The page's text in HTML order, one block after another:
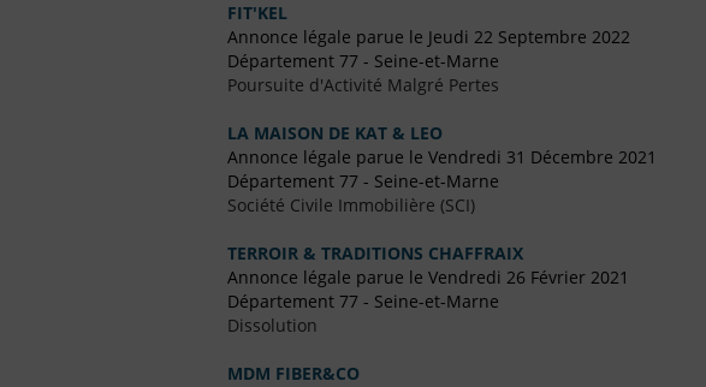
FIT'KEL
Annonce légale parue le Jeudi 22 Septembre 2022
Département 77 - Seine-et-Marne
Poursuite d'Activité Malgré Pertes
LA MAISON DE KAT & LEO
Annonce légale parue le Vendredi 31 Décembre 2021
Département 77 - Seine-et-Marne
Société Civile Immobilière (SCI)
TERROIR & TRADITIONS CHAFFRAIX
Annonce légale parue le Vendredi 26 Février 2021
Département 77 - Seine-et-Marne
Dissolution
MDM FIBER&CO